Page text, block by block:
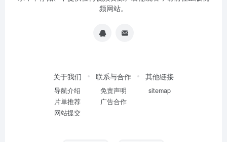
频网站。
关于我们
导航介绍
片单推荐
网站提交
联系与合作
免责声明
广告合作
其他链接
sitemap